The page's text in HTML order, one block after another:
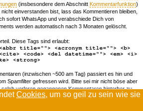
Cookies, um so geil zu sein wie sie
(insbesondere dem Abschnitt Kommentarfunktion)
einverstanden bist, lass das Kommentieren bleiben,
sofort WhatsApp und verabschiede Dich von
werden automatisch nach 3 Monaten gelöscht.
Diese Tags sind erlaubt:
title=""> <acronym title=""> <b>
<code> <del datetime=""> <em> <i>
<strong>
(inzwischen ~500 am Tag) passiert es hin und
Spamfilter gefressen wird. Bitte sei mir nicht böse aber
verloren gegangenen Kommentaren hinterher zu
schreib' mir 'ne Mail damit ich dich whitelisten kann.